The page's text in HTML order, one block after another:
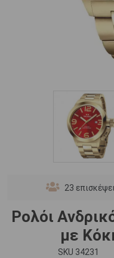
23
Ρολόι
με
SKU 34231